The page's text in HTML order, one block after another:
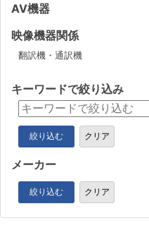
AV機器
映像機器関係
翻訳機・通訳機
キーワードで絞り込み
絞り込む クリア
メーカー
絞り込む クリア